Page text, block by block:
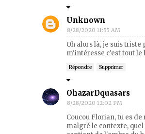
Unknown
8/28/2020 11:55 AM
Oh alors là, je suis
m'intéresse c'est tout le
Répondre Supprimer
OhazarDquasars
8/28/2020 12:02 PM
Coucou Florian, tu es
malgré le contexte,